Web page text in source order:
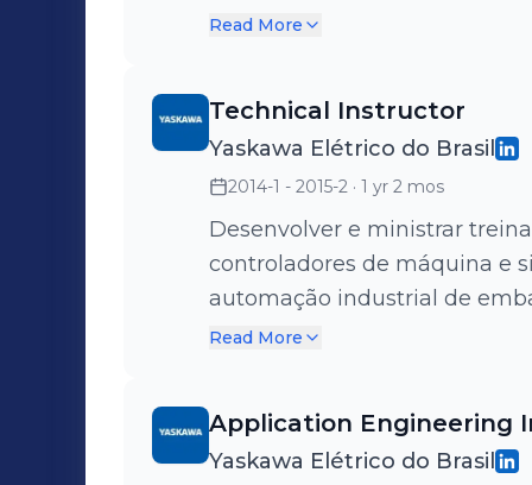
necessários.
controladores de máquina e
embalagens;
Metalúrgicas; Óleo e gás;
Aplicações: Mesas
Interpolação e sincronia de
rotativo; Comunicação em
Read More
Technical Instructor
Yaskawa Elétrico do Brasil
2014-1 - 2015-2 · 1 yr 2 mos
Desenvolver e ministrar
controladores de máquina e
automação industrial de
farmacêutica, comidas e
corte voador; corte rotativo,
outros.
Read More
Application Engineering
Yaskawa Elétrico do Brasil